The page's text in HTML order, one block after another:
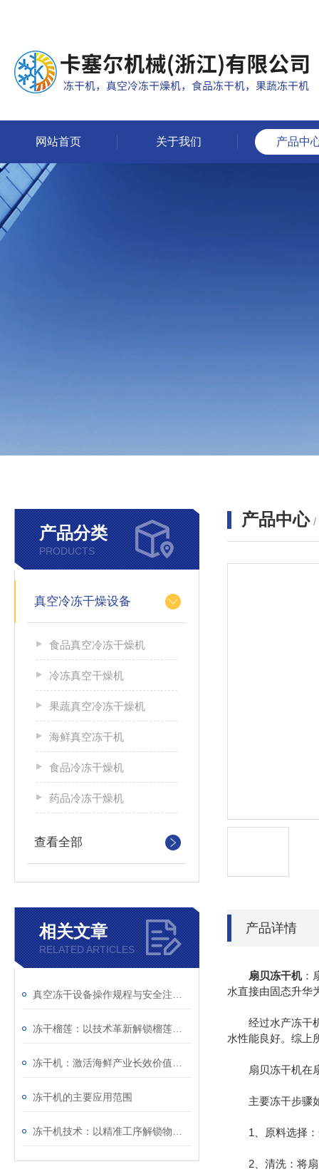
网站首页 关于我们 产品中
产品分类
PRODUCTS
真空冷冻干燥设备
食品真空冷冻干燥机
冷冻真空干燥机
果蔬真空冷冻干燥机
海鲜真空冻干机
食品冷冻干燥机
药品冷冻干燥机
查看全部
相关文章
RELATED ARTICLES
冻干机的主要应用范围
产品中心 /
产品详情
扇贝冻干机：
水直接由固态升华
经过水产冻干机
水性能良好。综上
扇贝冻干机在扇
主要冻干步骤
1、原料选择：
2、清洗：将扇